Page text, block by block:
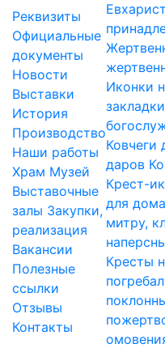
Реквизиты
Официальные
документы
Новости
Выставки
История
Производство
Наши работы
Храм Музей
Выставочные
залы Закупки,
реализация
Вакансии
Полезные
ссылки
Отзывы
Контакты
Иконки
Ковчеги
даров
Крест-
для дома
митру,
Кресты